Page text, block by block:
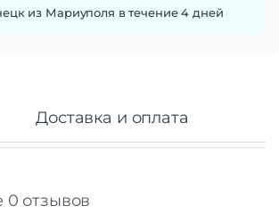
из Мариуполя в течение 4 дней
Доставка и оплата
0 отзывов